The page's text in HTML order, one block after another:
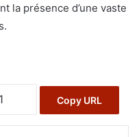
la présence d’une vaste
Copy URL